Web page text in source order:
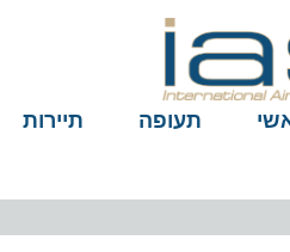
תעופה תיירות